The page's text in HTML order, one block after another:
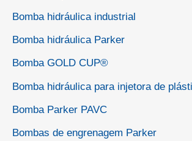
Bomba hidráulica industrial
Bomba hidráulica Parker
Bomba GOLD CUP®
Bomba hidráulica para injetora de
Bomba Parker PAVC
Bombas de engrenagem Parker